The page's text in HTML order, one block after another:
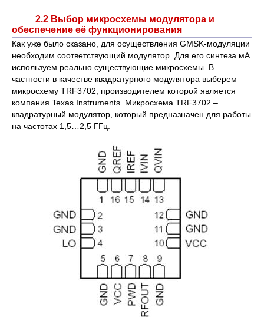
2.2 Выбор микросхемы модулятора и
обеспечение её функционирования
Как уже было сказано, для осуществления GMSK-модуляции
необходим соответствующий модулятор. Для его синтеза мА
используем реально существующие микросхемы. В
частности в качестве квадратурного модулятора выберем
микросхему TRF3702, производителем которой является
компания Texas Instruments. Микросхема TRF3702 –
квадратурный модулятор, который предназначен для работы
на частотах 1,5…2,5 ГГц.